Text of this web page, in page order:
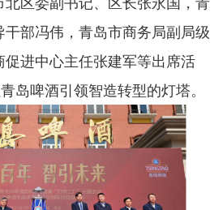
部冯伟，青岛市商务局副局级
进中心主任张建军等出席活
岛啤酒引领智造转型的灯塔。